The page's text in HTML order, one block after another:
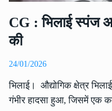
CG : भिलाई स्पंज
की
24/01/2026
भिलाई। औद्योगिक क्षेत्र
गंभीर हादसा हुआ, जिसमें एक